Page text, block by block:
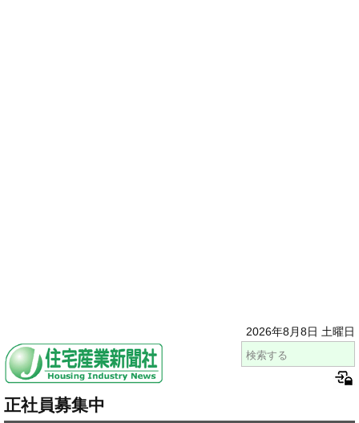
2026年8月8日 土曜日
正社員募集中